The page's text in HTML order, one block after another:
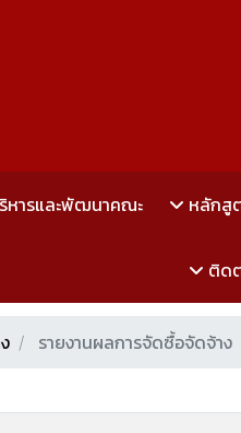
หารและพัฒนาคณะ หลักสู
ติดต่
รายงานผลการจัดซื้อจัดจ้าง